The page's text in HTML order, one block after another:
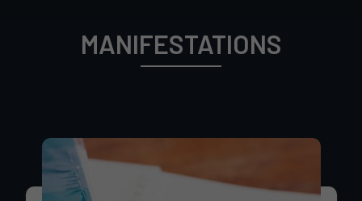
MANIFESTATIONS